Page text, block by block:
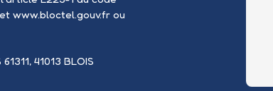
www.bloctel.gouv.fr ou
41013 BLOIS